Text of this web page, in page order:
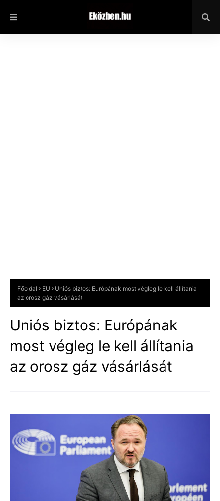
Főoldal EU
Uniós biztos: Európának most végleg le kell állítania
az orosz gáz vásárlását
Uniós biztos: Európának
most végleg le kell állítania
az orosz gáz vásárlását